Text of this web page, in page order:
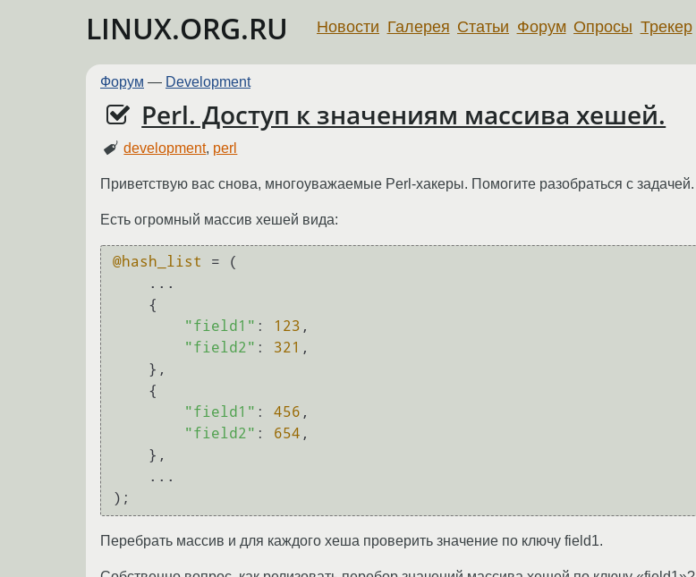
LINUX.ORG.RU Новости Галерея Статьи Форум Опросы Трекер
Форум — Development
Perl. Доступ к значениям массива хешей.
development, perl
Приветствую вас снова, многоуважаемые Perl-хакеры. Помогите разобраться с задачей.
Есть огромный массив хешей вида:
@hash_list
= (
"field1" : 123 ,
"field2" : 321 ,
"field1" : 456 ,
"field2" : 654 ,
Перебрать массив и для каждого хеша проверить значение по ключу field1.